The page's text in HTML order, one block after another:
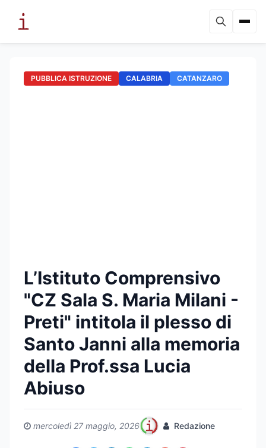
PUBBLICA ISTRUZIONE CALABRIA CATANZARO
L’Istituto Comprensivo
"CZ Sala S. Maria Milani -
Preti" intitola il plesso di
Santo Janni alla memoria
della Prof.ssa Lucia
Abiuso
mercoledì 27 maggio, 2026 Redazione